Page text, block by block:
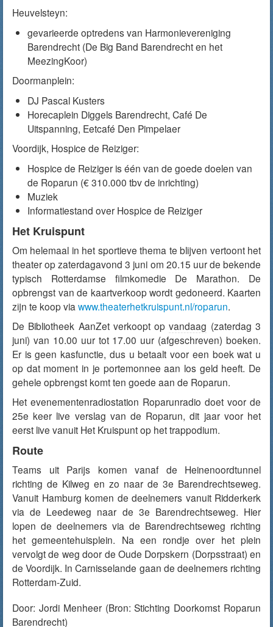
Heuvelsteyn:
gevarieerde optredens van Harmonievereniging
Barendrecht (De Big Band Barendrecht en het
MeezingKoor)
Doormanplein:
DJ Pascal Kusters
Horecaplein Diggels Barendrecht, Café De
Uitspanning, Eetcafé Den Pimpelaer
Voordijk, Hospice de Reiziger:
Hospice de Reiziger is één van de goede doelen van
de Roparun (€ 310.000 tbv de inrichting)
Muziek
Informatiestand over Hospice de Reiziger
Het Kruispunt
Om helemaal in het sportieve thema te blijven vertoont het
theater op zaterdagavond 3 juni om 20.15 uur de bekende
typisch Rotterdamse filmkomedie De Marathon. De
opbrengst van de kaartverkoop wordt gedoneerd. Kaarten
zijn te koop via www.theaterhetkruispunt.nl/roparun.
De Bibliotheek AanZet verkoopt opvandaag (zaterdag 3
juni) van 10.00 uur tot 17.00 uur (afgeschreven) boeken.
Er is geen kasfunctie, dus u betaalt voor een boek wat u
op dat moment in je portemonnee aan los geld heeft. De
gehele opbrengst komt ten goede aan de Roparun.
Het evenementenradiostation Roparunradio doet voor de
25e keer live verslag van de Roparun, dit jaar voor het
eerst live vanuit Het Kruispunt op het trappodium.
Route
Teams uit Parijs komen vanaf de Heinenoordtunnel
richting de Kilweg en zo naar de 3e Barendrechtseweg.
Vanuit Hamburg komen de deelnemers vanuit Ridderkerk
via de Leedeweg naar de 3e Barendrechtseweg. Hier
lopen de deelnemers via de Barendrechtseweg richting
het gemeentehuisplein. Na een rondje over het plein
vervolgt de weg door de Oude Dorpskern (Dorpsstraat) en
de Voordijk. In Carnisselande gaan de deelnemers richting
Rotterdam-Zuid.
Door: Jordi Menheer(Bron: Stichting Doorkomst Roparun
Barendrecht)